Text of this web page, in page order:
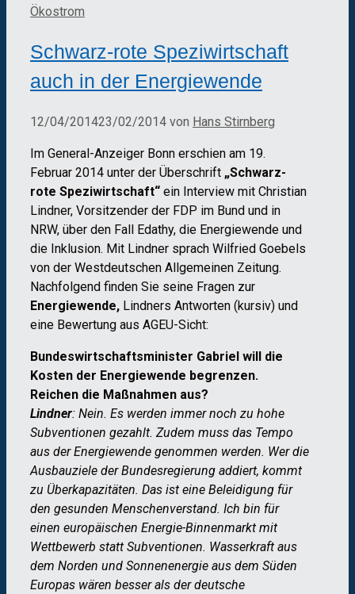
Kategorien
Ökostrom
Schwarz-rote Speziwirtschaft
auch in der Energiewende
12/04/201423/02/2014 von Hans Stirnberg
Im General-Anzeiger Bonn erschien am 19.
Februar 2014 unter der Überschrift „Schwarz-
rote Speziwirtschaft“ ein Interview mit Christian
Lindner, Vorsitzender der FDP im Bund und in
NRW, über den Fall Edathy, die Energiewende und
die Inklusion. Mit Lindner sprach Wilfried Goebels
von der Westdeutschen Allgemeinen Zeitung.
Nachfolgend finden Sie seine Fragen zur
Energiewende, Lindners Antworten (kursiv) und
eine Bewertung aus AGEU-Sicht:
Bundeswirtschaftsminister Gabriel will die
Kosten der Energiewende begrenzen.
Reichen die Maßnahmen aus?
Lindner: Nein. Es werden immer noch zu hohe
Subventionen gezahlt. Zudem muss das Tempo
aus der Energiewende genommen werden. Wer die
Ausbauziele der Bundesregierung addiert, kommt
zu Überkapazitäten. Das ist eine Beleidigung für
den gesunden Menschenverstand. Ich bin für
einen europäischen Energie-Binnenmarkt mit
Wettbewerb statt Subventionen. Wasserkraft aus
dem Norden und Sonnenenergie aus dem Süden
Europas wären besser als der deutsche